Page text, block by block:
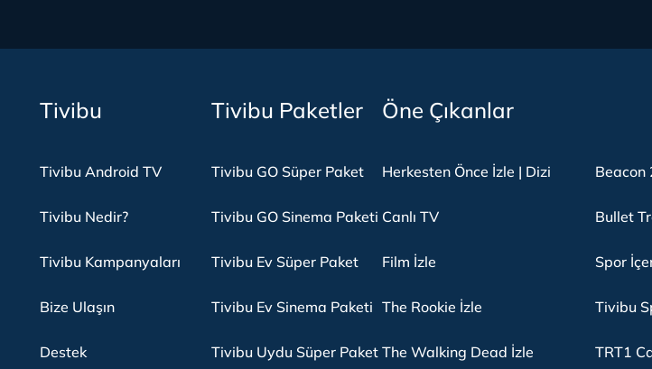
Tivibu
Tivibu Android TV
Tivibu Nedir?
Tivibu Kampanyaları
Bize Ulaşın
Destek
Tivibu Paketler
Tivibu GO Süper Paket
Tivibu GO Sinema Paketi
Tivibu Ev Süper Paket
Tivibu Ev Sinema Paketi
Tivibu Uydu Süper Paket
Öne Çıkanlar
Herkesten Önce İzle | Dizi
Canlı TV
Film İzle
The Rookie İzle
The Walking Dead İzle
Beacon
Bullet
Spor
Tivibu
TRT1